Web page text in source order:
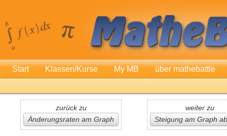
Start Klassen/Kurse My MB über mathebattle
zurück zu
Änderungsraten am Graph
weiter zu
Steigung am Graph